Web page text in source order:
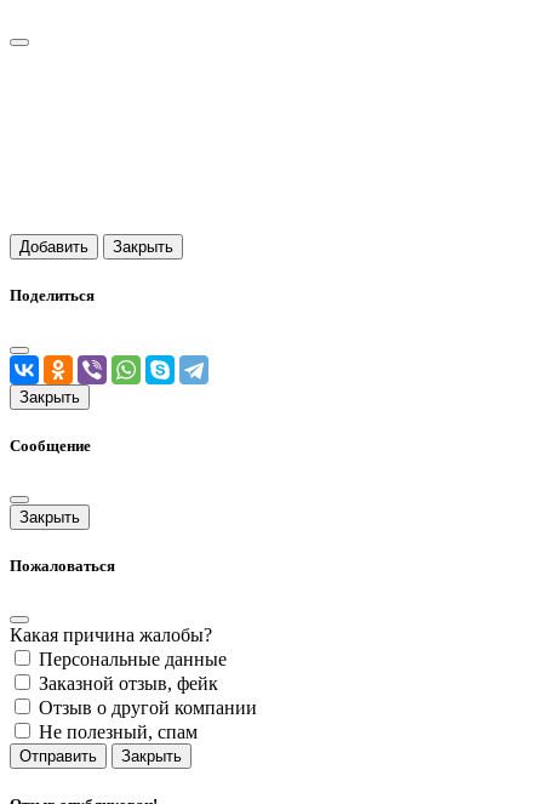
Добавить Закрыть
Поделиться
Закрыть
Сообщение
Закрыть
Пожаловаться
Какая причина жалобы?
Персональные данные
Заказной отзыв, фейк
Отзыв о другой компании
Не полезный, спам
Отправить Закрыть